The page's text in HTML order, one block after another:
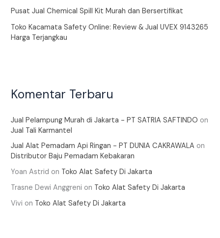
Pusat Jual Chemical Spill Kit Murah dan Bersertifikat
Toko Kacamata Safety Online: Review & Jual UVEX 9143265
Harga Terjangkau
Komentar Terbaru
Jual Pelampung Murah di Jakarta - PT SATRIA SAFTINDO on
Jual Tali Karmantel
Jual Alat Pemadam Api Ringan - PT DUNIA CAKRAWALA on
Distributor Baju Pemadam Kebakaran
Yoan Astrid on Toko Alat Safety Di Jakarta
Trasne Dewi Anggreni on Toko Alat Safety Di Jakarta
Vivi on Toko Alat Safety Di Jakarta